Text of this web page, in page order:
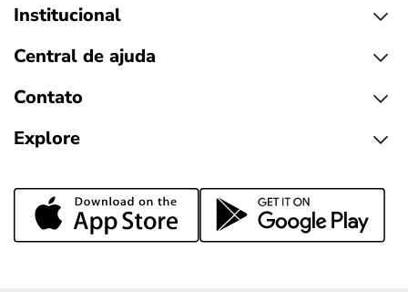
Institucional
Central de ajuda
Contato
Explore